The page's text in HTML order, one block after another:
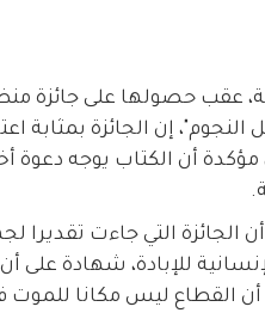
عقب حصولها على جائزة
النجوم"، إن الجائزة بمثابة
مؤكدة أن الكتاب يوجه دعوة
الجائزة التي جاءت تقديرا
للإبادة، شهادة على
القطاع ليس مكانا للموت